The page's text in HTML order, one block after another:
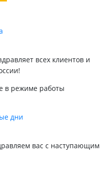
всех клиентов и
в режиме работы
дни
вас с наступающим